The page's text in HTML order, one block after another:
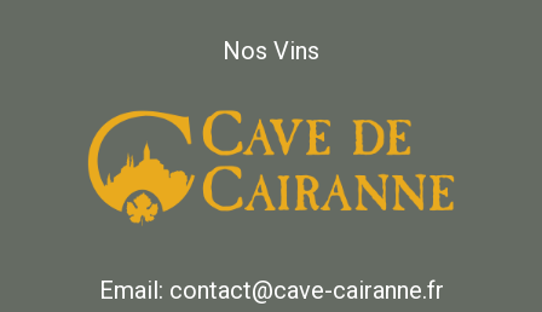
Nos Vins
Email: contact@cave-cairanne.fr